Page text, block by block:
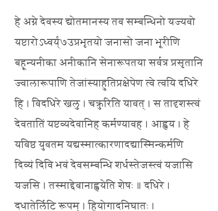
हे अग्ने देवस्य द्योतमानस्य तव सम्बन्धिनो यज्यवो
यष्टारोऽध्वर्य्७उप्रभृतयो जनासो जना भूरीणि
बहून्यनीका अनीकानि सेनारूपतया सर्वत्र प्रसृतानि
ज्वालारूपाणि तेजांस्याहुतिप्रक्षेपेण त्वे त्वयि दधिरे
हि । विदधिरे खलु । चक्रुरिति यावत् । स तादृशस्त्वं
देवतातिं यष्टव्यदेवानिह कर्मण्यावह । आह्वय । हे
यविष्ठ युवतम यद्यस्मात्कारणादद्यास्मिन्कर्मणि
दिव्यं दिवि भवं देवसम्बन्धि शर्धस्तेजस्त्वं यजासि
यजसि । तस्माद्देवानाह्वयेति शेषः ॥ दधिरे ।
दधातेर्लिटि रूपम् । हियोगादनिघातः ।